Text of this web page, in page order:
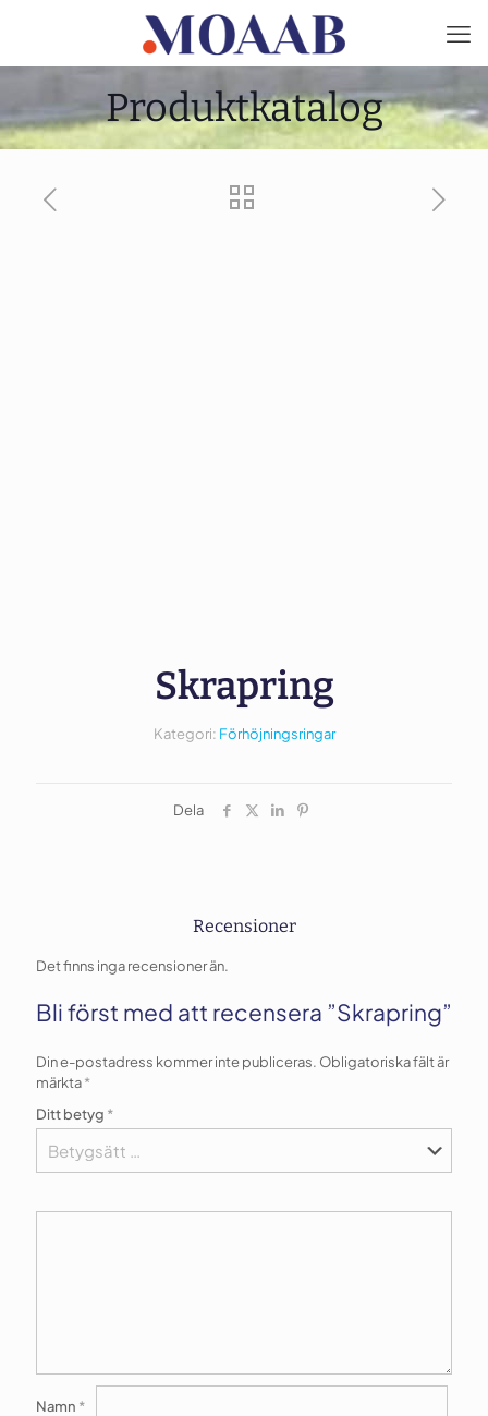
Produktkatalog
Skrapring
Kategori: Förhöjningsringar
Dela
Recensioner
Det finns inga recensioner än.
Bli först med att recensera ”Skrapring”
Din e-postadress kommer inte publiceras. Obligatoriska fält är
märkta*
Ditt betyg *
Namn *